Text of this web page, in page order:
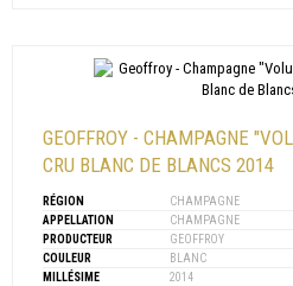
GEOFFROY - CHAMPAGNE
CRU BLANC DE BLANCS 2014
RÉGION
CHAMPAGNE
APPELLATION
CHAMPAGNE
PRODUCTEUR
GEOFFROY
COULEUR
BLANC
MILLÉSIME
2014